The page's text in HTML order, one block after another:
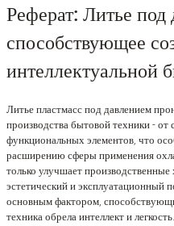
Реферат: Литье под
способствующее
интеллектуальной
Литье пластмасс под давлением
производства бытовой техники -
функциональных элементов, что
расширению сферы применения
только улучшает
эстетический и эксплуатационный
основным фактором,
техника обрела интеллект и легкость.